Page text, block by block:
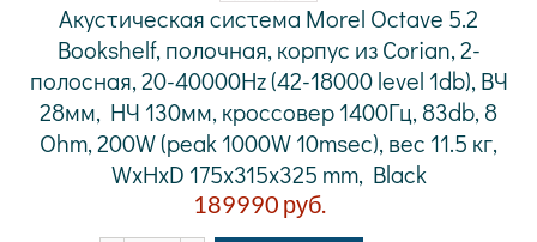
Акустическая система Morel Octave 5.2
Bookshelf, полочная, корпус из Corian, 2-
полосная, 20-40000Hz (42-18000 level 1db), ВЧ
28мм, НЧ 130мм, кроссовер 1400Гц, 83db, 8
Ohm, 200W (peak 1000W 10msec), вес 11.5 кг,
WxHxD 175x315x325 mm, Black
189990 руб.